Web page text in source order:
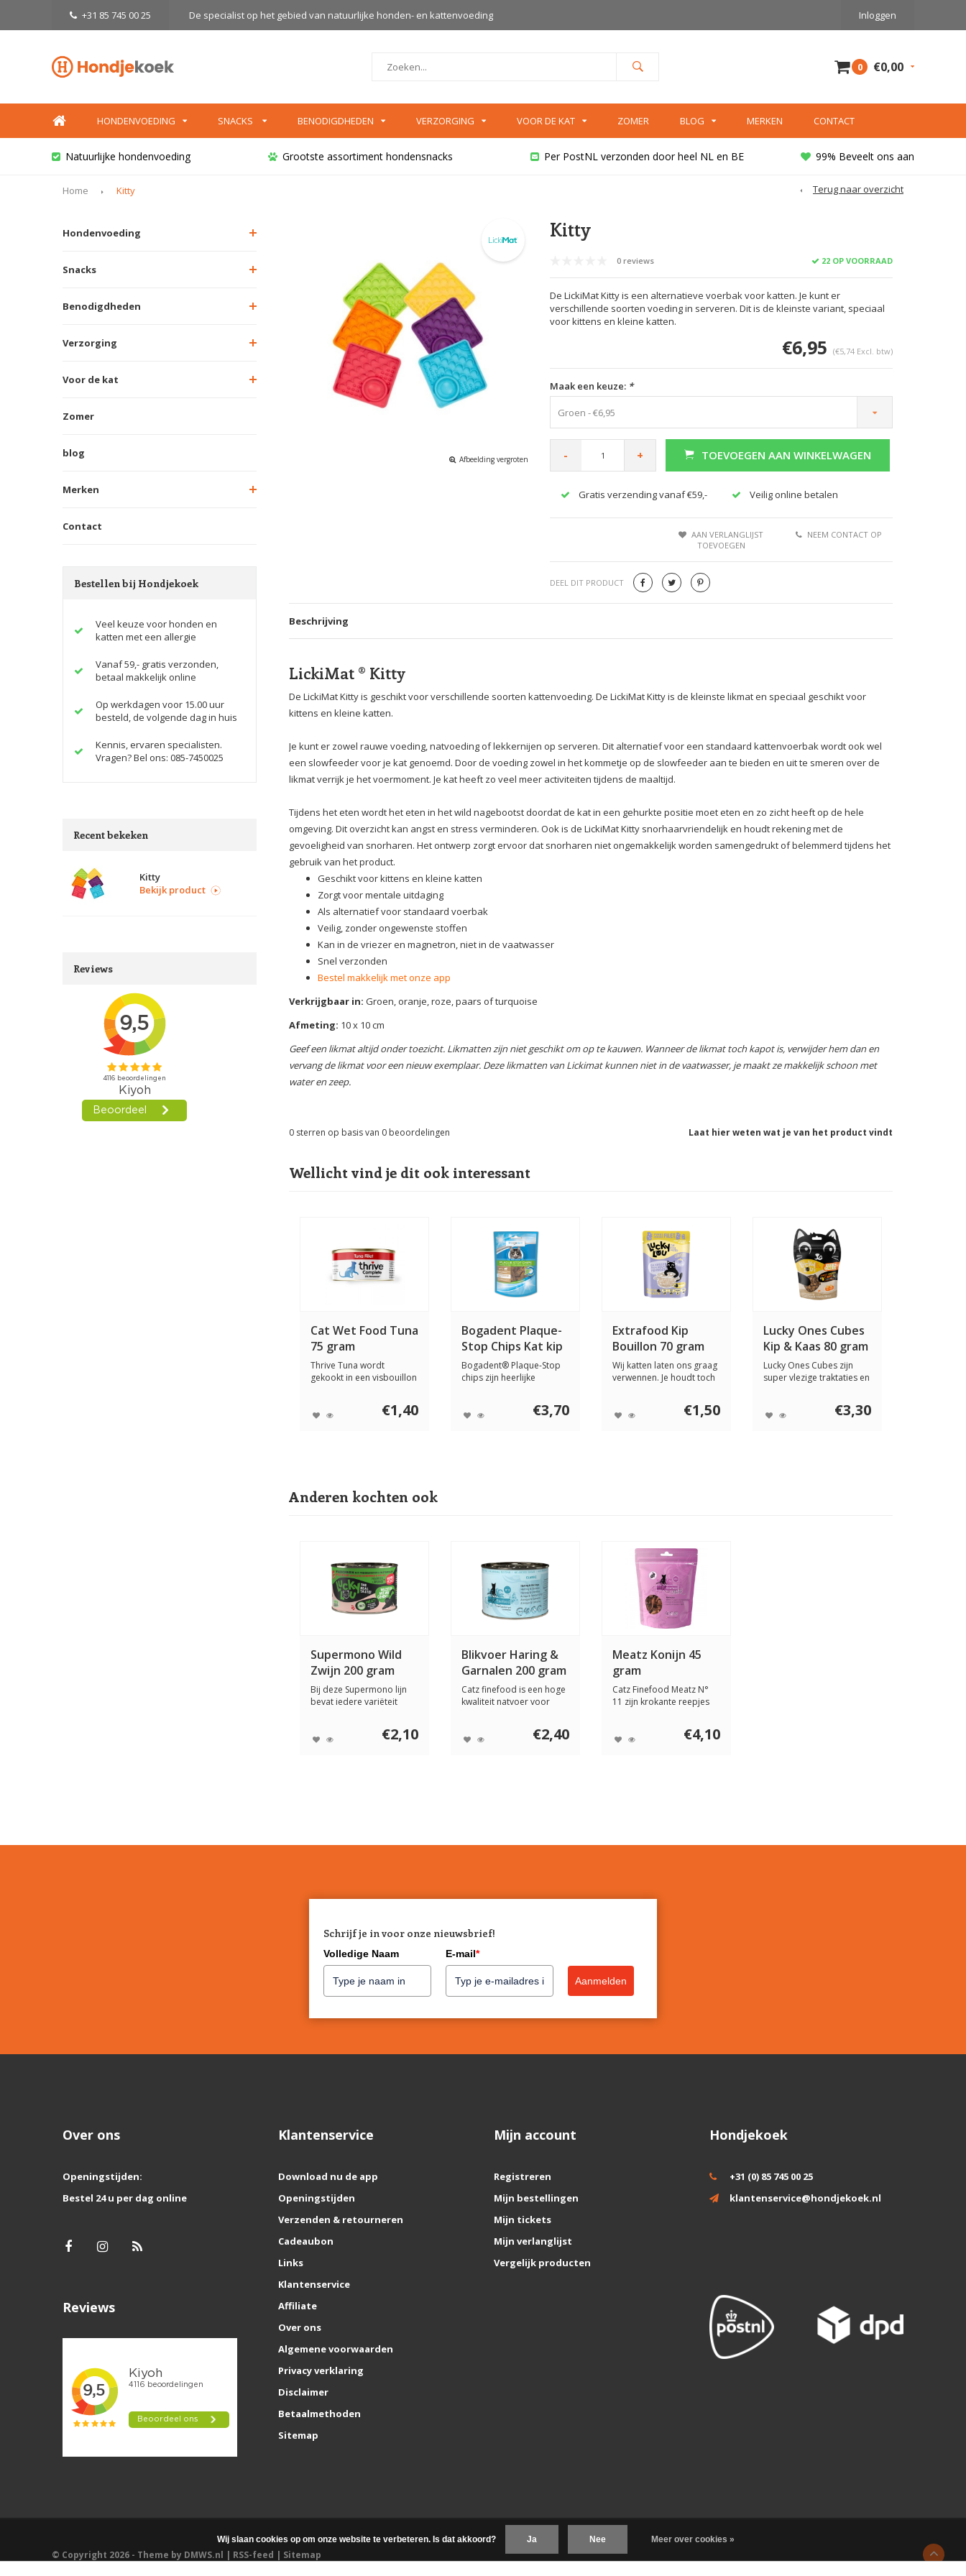
+31 85 745 00 25 De specialist op het gebied van natuurlijke honden- en kattenvoeding Inloggen
0 €0,00
HONDENVOEDING SNACKS BENODIGDHEDEN VERZORGING VOOR DE KAT ZOMER BLOG MERKEN CONTACT
Natuurlijke hondenvoeding Grootste assortiment hondensnacks Per PostNL verzonden door heel NL en BE 99% Beveelt ons aan
Home Kitty Terug naar overzicht
Hondenvoeding
Snacks
Benodigdheden
Verzorging
Voor de kat
Zomer
blog
Merken
Contact
Bestellen bij Hondjekoek
Veel keuze voor honden en
katten met een allergie
Vanaf 59,- gratis verzonden,
betaal makkelijk online
Op werkdagen voor 15.00 uur
besteld, de volgende dag in huis
Kennis, ervaren specialisten.
Vragen? Bel ons: 085-7450025
Recent bekeken
Kitty
Bekijk product
Reviews
Afbeelding vergroten
Kitty
0 reviews 22 OP VOORRAAD
De LickiMat Kitty is een alternatieve voerbak voor katten. Je kunt er
verschillende soorten voeding in serveren. Dit is de kleinste variant, speciaal
voor kittens en kleine katten.
€6,95 (€5,74 Excl. btw)
Maak een keuze: *
Groen - €6,95
- + TOEVOEGEN AAN WINKELWAGEN
Gratis verzending vanaf €59,- Veilig online betalen
AAN VERLANGLIJST
TOEVOEGEN
NEEM CONTACT OP
DEEL DIT PRODUCT
Beschrijving
LickiMat ® Kitty
De LickiMat Kitty is geschikt voor verschillende soorten kattenvoeding. De LickiMat Kitty is de kleinste likmat en speciaal geschikt voor
kittens en kleine katten.
Je kunt er zowel rauwe voeding, natvoeding of lekkernijen op serveren. Dit alternatief voor een standaard kattenvoerbak wordt ook wel
een slowfeeder voor je kat genoemd. Door de voeding zowel in het kommetje op de slowfeeder aan te bieden en uit te smeren over de
likmat verrijk je het voermoment. Je kat heeft zo veel meer activiteiten tijdens de maaltijd.
Tijdens het eten wordt het eten in het wild nagebootst doordat de kat in een gehurkte positie moet eten en zo zicht heeft op de hele
omgeving. Dit overzicht kan angst en stress verminderen. Ook is de LickiMat Kitty snorhaarvriendelijk en houdt rekening met de
gevoeligheid van snorharen. Het ontwerp zorgt ervoor dat snorharen niet ongemakkelijk worden samengedrukt of belemmerd tijdens het
gebruik van het product.
Geschikt voor kittens en kleine katten
Zorgt voor mentale uitdaging
Als alternatief voor standaard voerbak
Veilig, zonder ongewenste stoffen
Kan in de vriezer en magnetron, niet in de vaatwasser
Snel verzonden
Bestel makkelijk met onze app
Verkrijgbaar in: Groen, oranje, roze, paars of turquoise
Afmeting: 10 x 10 cm
Geef een likmat altijd onder toezicht. Likmatten zijn niet geschikt om op te kauwen. Wanneer de likmat toch kapot is, verwijder hem dan en
vervang de likmat voor een nieuw exemplaar. Deze likmatten van Lickimat kunnen niet in de vaatwasser, je maakt ze makkelijk schoon met
water en zeep.
Laat hier weten wat je van het product vindt
0 sterren op basis van 0 beoordelingen
Wellicht vind je dit ook interessant
Cat Wet Food Tuna
75 gram
Thrive Tuna wordt
gekookt in een visbouillon
€1,40
Bogadent Plaque-
Stop Chips Kat kip
50 gram
Bogadent® Plaque-Stop
chips zijn heerlijke
€3,70
Extrafood Kip
Bouillon 70 gram
Wij katten laten ons graag
verwennen. Je houdt toch
€1,50
Lucky Ones Cubes
Kip & Kaas 80 gram
Lucky Ones Cubes zijn
super vlezige traktaties en
€3,30
Anderen kochten ook
Supermono Wild
Zwijn 200 gram
Bij deze Supermono lijn
bevat iedere variëteit
€2,10
Blikvoer Haring &
Garnalen 200 gram
Catz finefood is een hoge
kwaliteit natvoer voor
€2,40
Meatz Konijn 45
gram
Catz Finefood Meatz N°
11 zijn krokante reepjes
€4,10
Schrijf je in voor onze nieuwsbrief!
Volledige Naam E-mail*
Aanmelden
Over ons
Openingstijden:
Bestel 24 u per dag online
Reviews
Klantenservice
Download nu de app
Openingstijden
Verzenden & retourneren
Cadeaubon
Links
Klantenservice
Affiliate
Over ons
Algemene voorwaarden
Privacy verklaring
Disclaimer
Betaalmethoden
Sitemap
Mijn account
Registreren
Mijn bestellingen
Mijn tickets
Mijn verlanglijst
Vergelijk producten
Hondjekoek
+31 (0) 85 745 00 25
klantenservice@hondjekoek.nl
© Copyright 2026 - Theme by DMWS.nl | RSS-feed | Sitemap
Wij slaan cookies op om onze website te verbeteren. Is dat akkoord? Ja Nee Meer over cookies »